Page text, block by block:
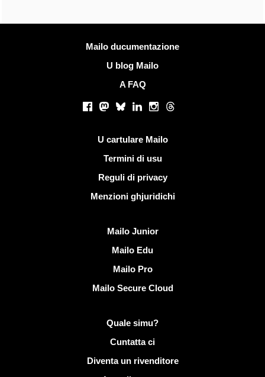
Mailo ducumentazione
U blog Mailo
A FAQ
Facebook
Mastodon
BlueskyLinkedInInstagram
Threads
U cartulare Mailo
Termini di usu
Reguli di privacy
Menzioni ghjuridichi
Mailo Junior
Mailo Edu
Mailo Pro
Mailo Secure Cloud
Più infurmazione nantu à Mailo
Quale simu?
Cuntatta ci
Diventa un rivenditore